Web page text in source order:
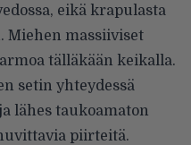
eikä krapulasta
Miehen massiiviset
tälläkään keikalla.
setin yhteydessä
lähes taukoamaton
piirteitä.